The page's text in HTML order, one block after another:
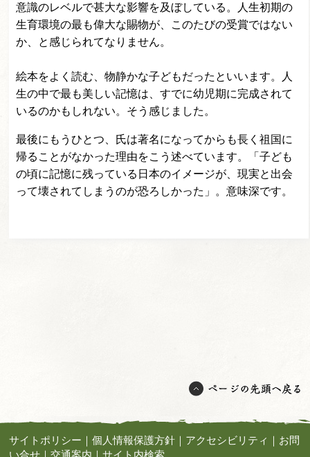
意識のレベルで甚大な影響を及ぼしている。人生初期の
生育環境の最も偉大な賜物が、このたびの受賞ではない
か、と感じられてなりません。
絵本をよく読む、物静かな子どもだったといいます。人
生の中で最も美しい記憶は、すでに幼児期に完成されて
いるのかもしれない。そう感じました。
最後にもうひとつ、氏は著名になってからも長く祖国に
帰ることがなかった理由をこう述べています。「子ども
の頃に記憶に残っている日本のイメージが、現実と出会
って壊されてしまうのが恐ろしかった」。意味深です。
サイトポリシー ｜個人情報保護方針 ｜ アクセシビリティ ｜ お問
い合せ ｜交通案内 ｜サイト内検索